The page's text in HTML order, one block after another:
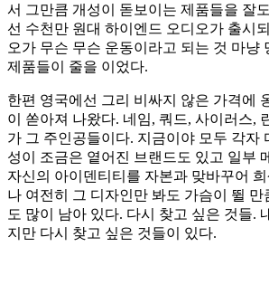
서 그만큼 개성이 돋보이는 제품들을 잘
선 수천만 원대 하이엔드 오디오가 출시
오가 무슨 무슨 운동이라고 되는 것 마냥
제품들이 줄을 이었다.
한편 영국에선 그리 비싸지 않은 가격에
이 쏟아져 나왔다. 네임, 쿼드, 사이러스,
가 그 주인공들이다. 지금이야 모두 각자
성이 조금은 옅어진 브랜드도 있고 일부
자신의 아이덴티티를 자본과 맞바꾸어
나 여전히 그 디자인만 봐도 가슴이 뛸 만
도 많이 남아 있다. 다시 찾고 싶은 것들.
지만 다시 찾고 싶은 것들이 있다.